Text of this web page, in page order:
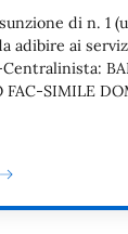
di n. 1
adibire ai
FAC-SIMILE